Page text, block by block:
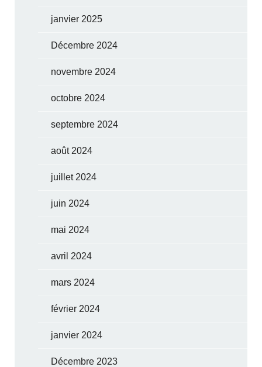
janvier 2025
Décembre 2024
novembre 2024
octobre 2024
septembre 2024
août 2024
juillet 2024
juin 2024
mai 2024
avril 2024
mars 2024
février 2024
janvier 2024
Décembre 2023